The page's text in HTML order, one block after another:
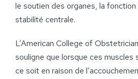
le soutien des organes, la
stabilité centrale.
L’American College of
souligne que lorsque ces muscles
ce soit en raison de